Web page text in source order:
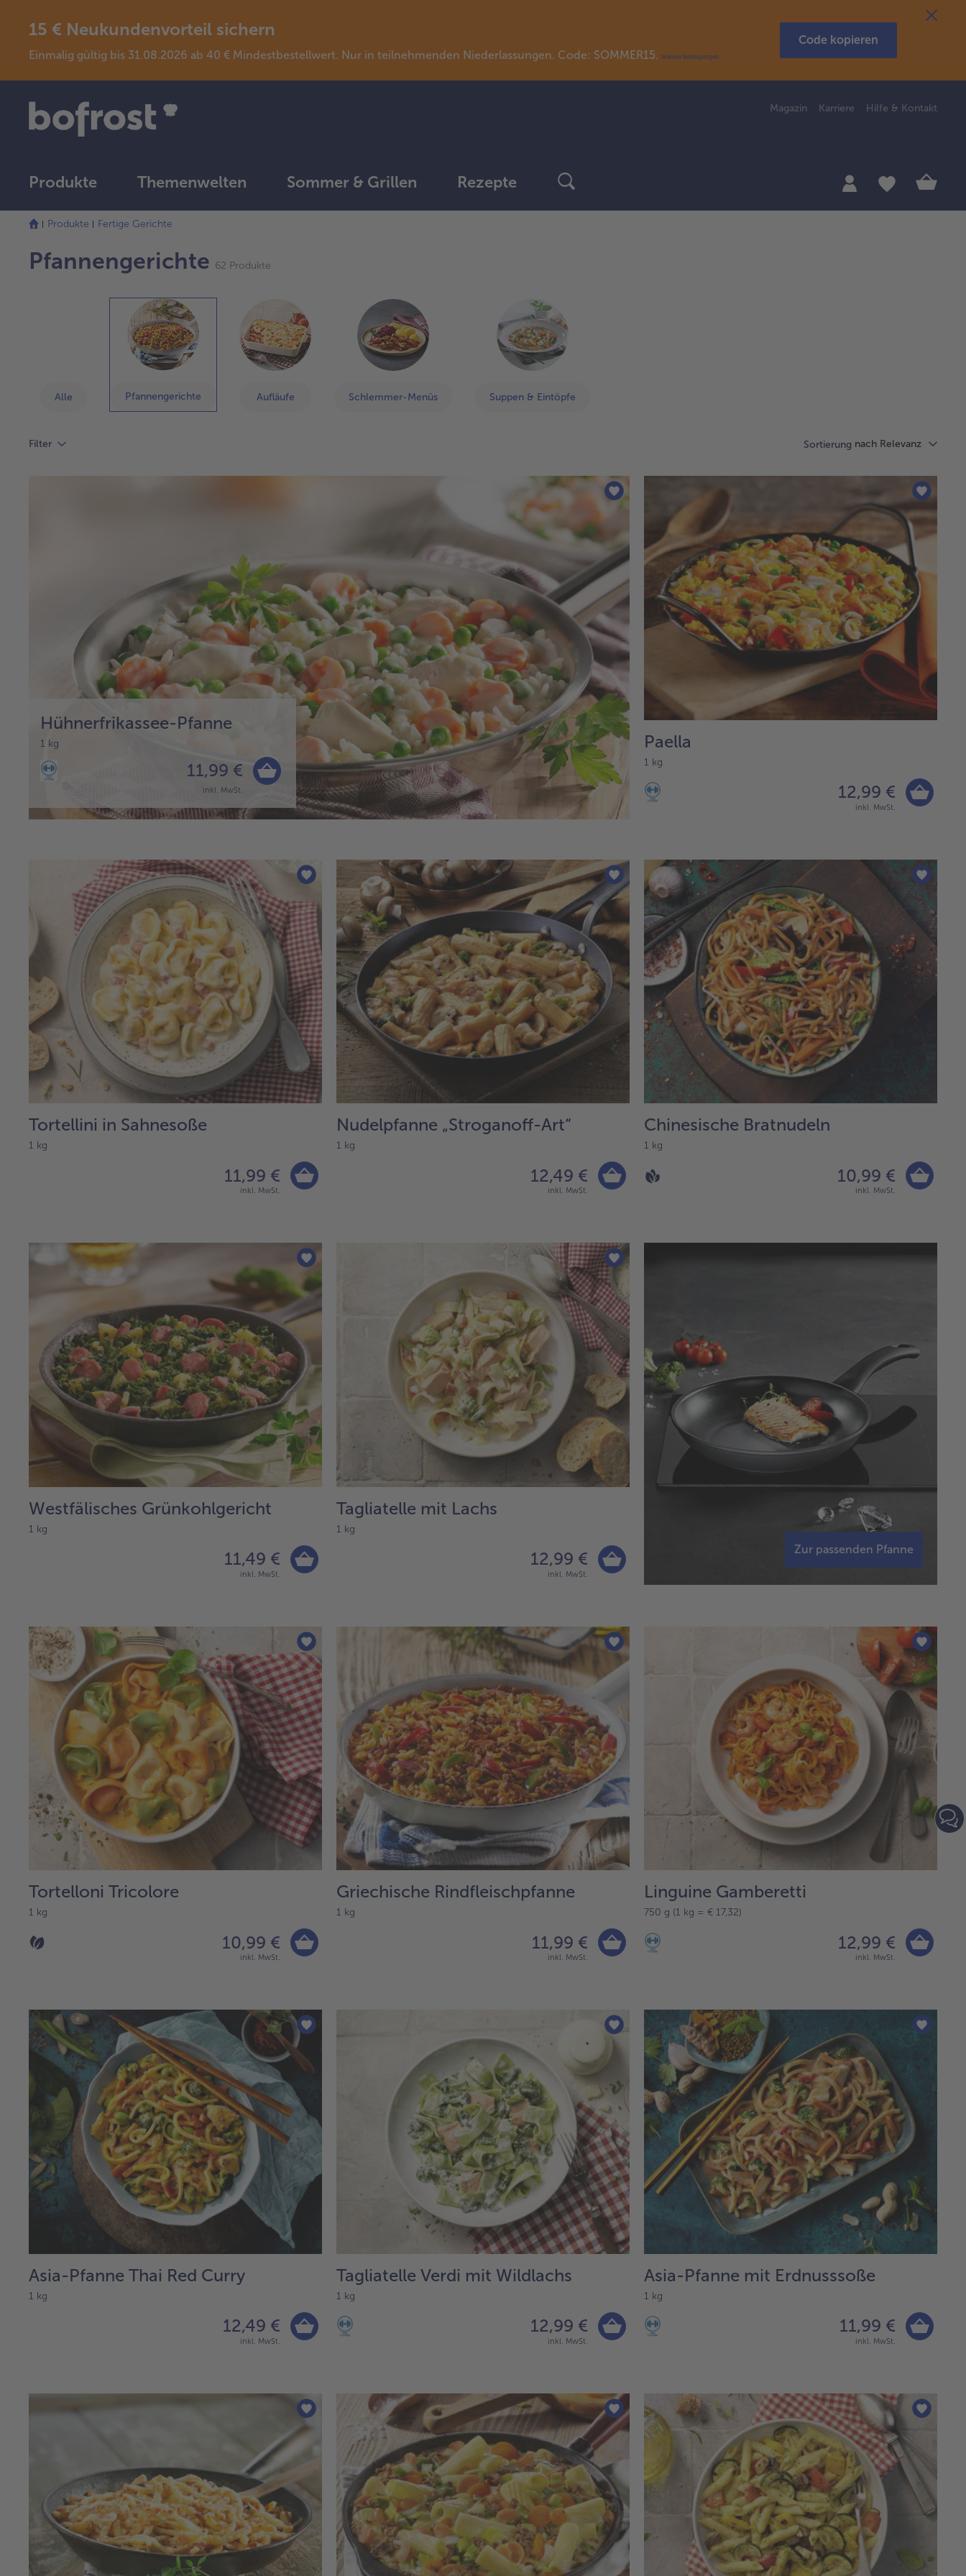
15 € Neukundenvorteil sichern
Einmalig gültig bis 31.08.2026 ab 40 € Mindestbestellwert. Nur in teilnehmenden Niederlassungen. Code: SOMMER15. Weitere Bedingungen
Code kopieren
Magazin Karriere Hilfe & Kontakt
Produkte Themenwelten Sommer & Grillen Rezepte
Produkte
Fertige Gerichte
befinden
sich
Pfannengerichte 62 Produkte
Alle Pfannengerichte Aufläufe Schlemmer-Menüs Suppen & Eintöpfe
Filter Sortierung nach Relevanz
Hühnerfrikassee-Pfanne
1 kg
11,99 €
inkl. MwSt.
Paella
1 kg
12,99 €
inkl. MwSt.
Tortellini in Sahnesoße
1 kg
11,99 €
inkl. MwSt.
Nudelpfanne „Stroganoff-Art“
1 kg
12,49 €
inkl. MwSt.
Chinesische Bratnudeln
1 kg
10,99 €
inkl. MwSt.
Westfälisches Grünkohlgericht
1 kg
11,49 €
inkl. MwSt.
Tagliatelle mit Lachs
1 kg
12,99 €
inkl. MwSt.
Zur passenden Pfanne
Tortelloni Tricolore
1 kg
10,99 €
inkl. MwSt.
Griechische Rindfleischpfanne
1 kg
11,99 €
inkl. MwSt.
Linguine Gamberetti
750 g (1 kg = € 17,32)
12,99 €
inkl. MwSt.
Asia-Pfanne Thai Red Curry
1 kg
12,49 €
inkl. MwSt.
Tagliatelle Verdi mit Wildlachs
1 kg
12,99 €
inkl. MwSt.
Asia-Pfanne mit Erdnusssoße
1 kg
11,99 €
inkl. MwSt.
Die
Liste
erfolgreich
aktualisiert